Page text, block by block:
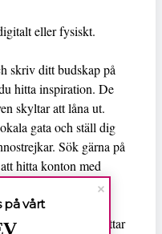
eller fysiskt.
skriv ditt budskap på
hitta inspiration. De
skyltar att låna ut.
gata och ställ dig
Sök gärna på
hitta konton med
finns på
regelbundet.
olika strejktider. (Hittar
på vårt